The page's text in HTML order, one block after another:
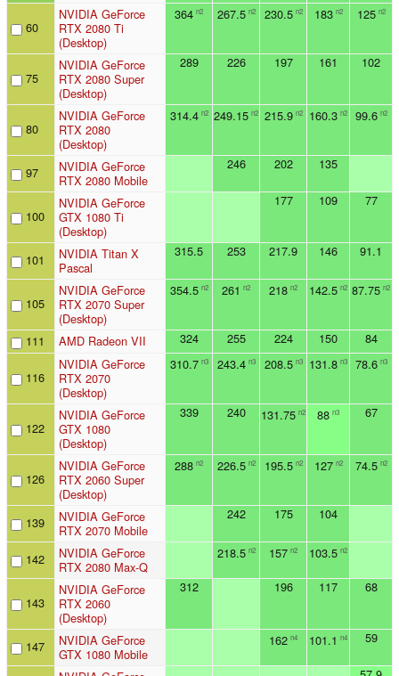
60
NVIDIA GeForce
RTX 2080 Ti
(Desktop)
364 n2 267.5 n2 230.5 n2 183 n2 125 n2
75
NVIDIA GeForce
RTX 2080 Super
(Desktop)
289 226 197 161 102
80
NVIDIA GeForce
RTX 2080
(Desktop)
314.4 n2 249.15 n2 215.9 n2 160.3 n2 99.6 n2
97
NVIDIA GeForce
RTX 2080 Mobile
246 202 135
100
NVIDIA GeForce
GTX 1080 Ti
(Desktop)
177 109 77
101
NVIDIA Titan X
Pascal
315.5 253 217.9 146 91.1
105
NVIDIA GeForce
RTX 2070 Super
(Desktop)
354.5 n2 261 n2 218 n2 142.5 n2 87.75 n2
111 AMD Radeon VII 324 255 224 150 84
116
NVIDIA GeForce
RTX 2070
(Desktop)
310.7 n3 243.4 n3 208.5 n3 131.8 n3 78.6 n3
122
NVIDIA GeForce
GTX 1080
(Desktop)
339 240 131.75 n2 88 n3 67
126
NVIDIA GeForce
RTX 2060 Super
(Desktop)
288 n2 226.5 n2 195.5 n2 127 n2 74.5 n2
139
NVIDIA GeForce
RTX 2070 Mobile
242 175 104
142
NVIDIA GeForce
RTX 2080 Max-Q
218.5 n2 157 n2 103.5 n2
143
NVIDIA GeForce
RTX 2060
(Desktop)
312 196 117 68
147
NVIDIA GeForce
GTX 1080 Mobile
162 n4 101.1 n4 59